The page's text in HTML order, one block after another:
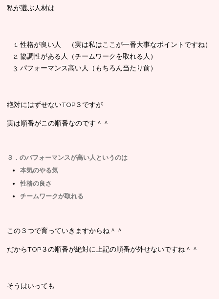
私が選ぶ人材は
性格が良い人 （実は私はここが一番大事なポイントですね）
協調性がある人（チームワークを取れる人）
パフォーマンス高い人（もちろん当たり前）
絶対にはずせないTOP３ですが
実は順番がこの順番なのです＾＾
３．のパフォーマンスが高い人というのは
本気のやる気
性格の良さ
チームワークが取れる
この３つで育っていきますからね＾＾
だからTOP３の順番が絶対に上記の順番が外せないですね＾＾
そうはいっても